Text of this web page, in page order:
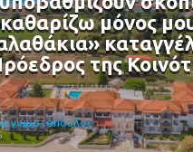
καθαρίζω μόνος
της